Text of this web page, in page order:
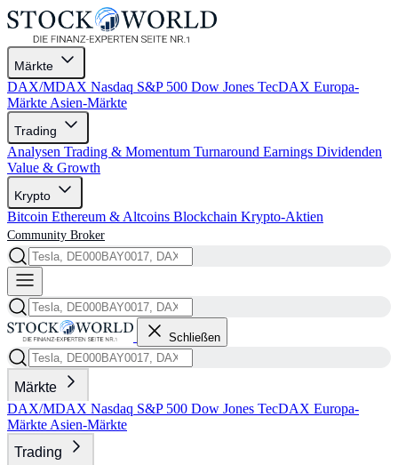
Märkte
DAX/MDAX Nasdaq S&P 500 Dow Jones TecDAX Europa-
Märkte Asien-Märkte
Trading
Analysen Trading & Momentum Turnaround Earnings Dividenden
Value & Growth
Krypto
Bitcoin Ethereum & Altcoins Blockchain Krypto-Aktien
Community Broker
Schließen
Märkte
DAX/MDAX Nasdaq S&P 500 Dow Jones TecDAX Europa-
Märkte Asien-Märkte
Trading